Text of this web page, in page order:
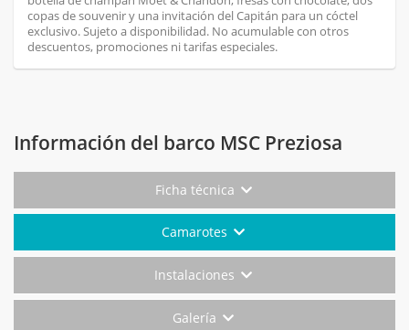
copas de souvenir y una invitación del Capitán para un cóctel
exclusivo. Sujeto a disponibilidad. No acumulable con otros
descuentos, promociones ni tarifas especiales.
Información del barco MSC Preziosa
Ficha técnica
Camarotes
Instalaciones
Galería